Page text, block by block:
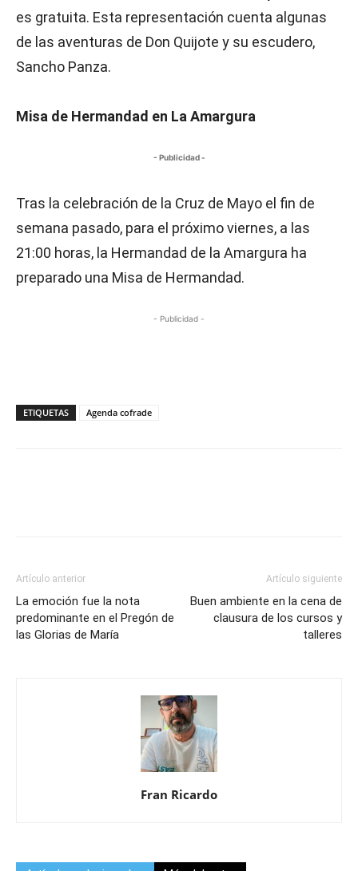
es gratuita. Esta representación cuenta algunas
de las aventuras de Don Quijote y su escudero,
Sancho Panza.
Misa de Hermandad en La Amargura
- Publicidad -
Tras la celebración de la Cruz de Mayo el fin de
semana pasado, para el próximo viernes, a las
21:00 horas, la Hermandad de la Amargura ha
preparado una Misa de Hermandad.
- Publicidad -
ETIQUETAS Agenda cofrade
Artículo anterior
La emoción fue la nota
predominante en el Pregón de
las Glorias de María
Artículo siguiente
Buen ambiente en la cena de
clausura de los cursos y
talleres
Fran Ricardo